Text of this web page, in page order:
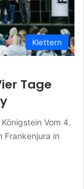
Klettern
Tage
Vom 4.
Frankenjura in